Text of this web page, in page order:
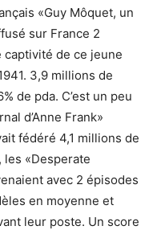
«Guy Môquet, un
sur France 2
de ce jeune
3,9 millions de
de pda. C’est un peu
d’Anne Frank»
fédéré 4,1 millions de
les «Desperate
avec 2 épisodes
en moyenne et
leur poste. Un score